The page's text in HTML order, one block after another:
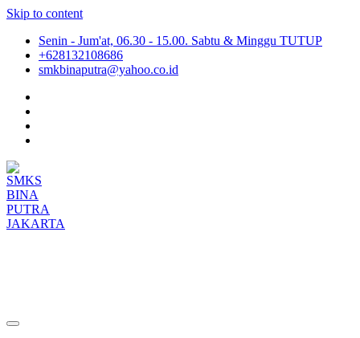
Skip to content
Senin - Jum'at, 06.30 - 15.00. Sabtu & Minggu TUTUP
+628132108686
smkbinaputra@yahoo.co.id